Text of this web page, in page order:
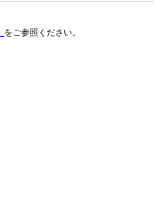
をご参照ください。